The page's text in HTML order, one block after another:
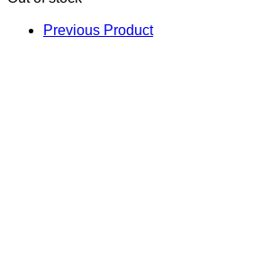
Previous Product